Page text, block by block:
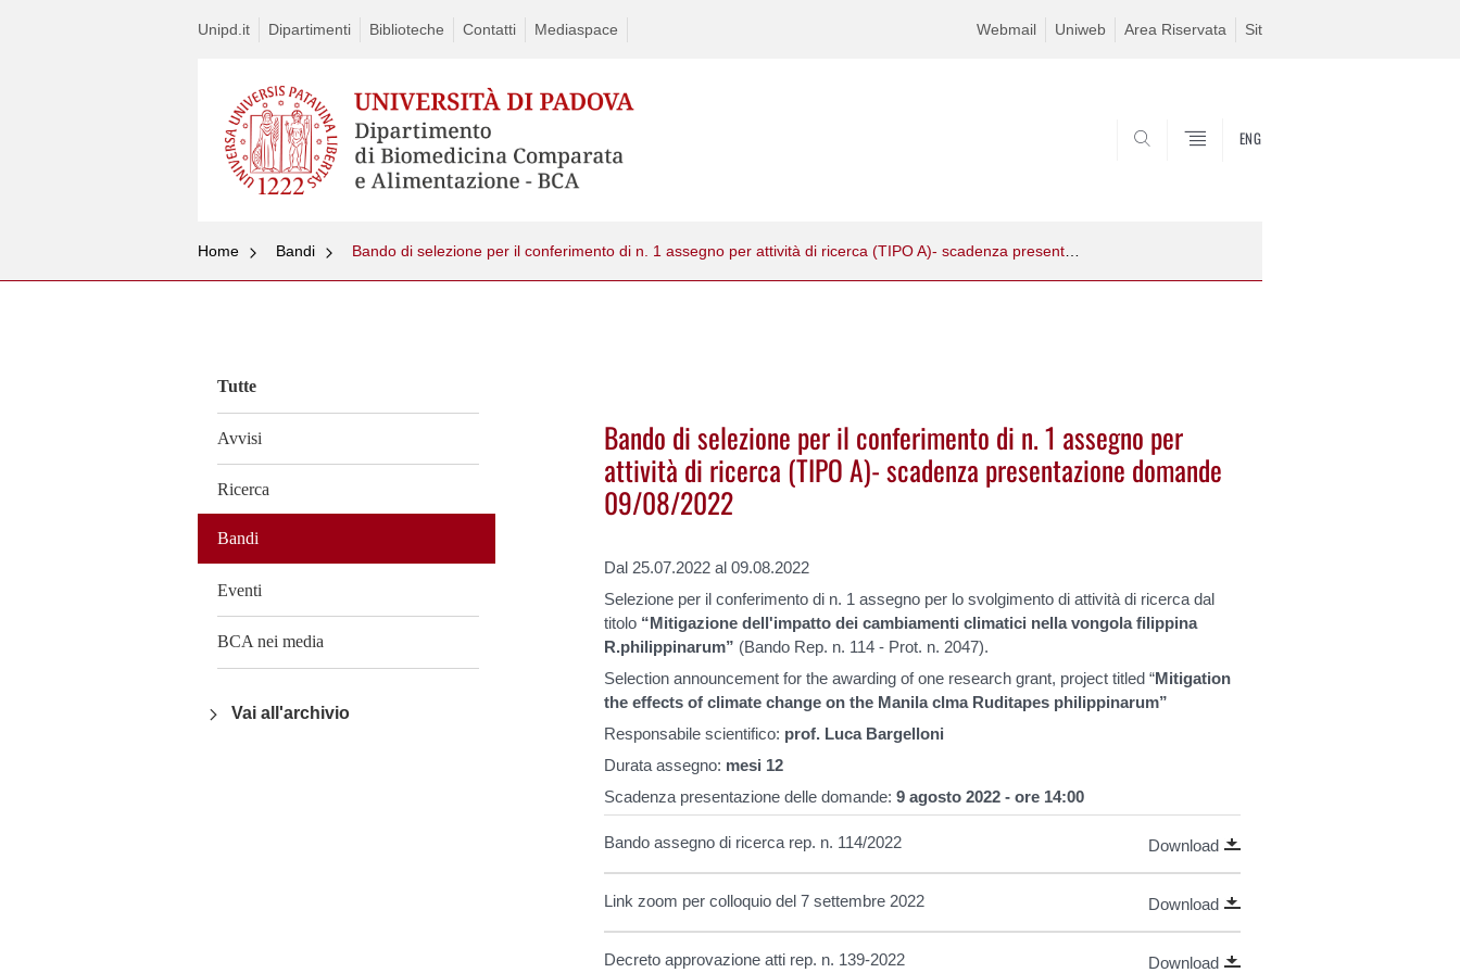
Unipd.it Dipartimenti Biblioteche Contatti Mediaspace Webmail Uniweb Area Riservata Sit
ENG
Home Bandi Bando di selezione per il conferimento di n. 1 assegno per attività di ricerca (TIPO A)- scadenza presentazione domande 09/08/2022
Tutte
Avvisi
Ricerca
Bandi
Eventi
BCA nei media
Vai all'archivio
Bando di selezione per il conferimento di n. 1 assegno per
attività di ricerca (TIPO A)- scadenza presentazione domande
09/08/2022
Dal 25.07.2022 al 09.08.2022
Selezione per il conferimento di n. 1 assegno per lo svolgimento di attività di ricerca dal
titolo “Mitigazione dell'impatto dei cambiamenti climatici nella vongola filippina
R.philippinarum” (Bando Rep. n. 114 - Prot. n. 2047).
Selection announcement for the awarding of one research grant, project titled “Mitigation
the effects of climate change on the Manila clma Ruditapes philippinarum”
Responsabile scientifico: prof. Luca Bargelloni
Durata assegno: mesi 12
Scadenza presentazione delle domande:9 agosto 2022 - ore 14:00
Bando assegno di ricerca rep. n. 114/2022 Download
Link zoom per colloquio del 7 settembre 2022 Download
Decreto approvazione atti rep. n. 139-2022 Download